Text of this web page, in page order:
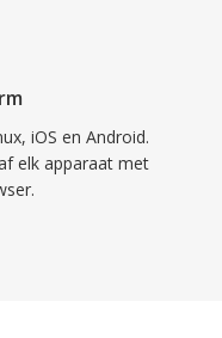
iOS en Android.
elk apparaat met